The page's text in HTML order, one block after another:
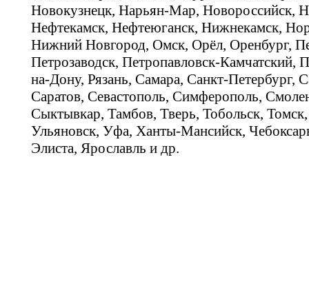
Новокузнецк, Нарьян-Мар, Новороссийск,
Нефтекамск, Нефтеюганск, Нижнекамск,
Нижний Новгород, Омск, Орёл, Оренбург,
Петрозаводск, Петропавловск-Камчатский,
на-Дону, Рязань, Самара, Санкт-Петербург,
Саратов, Севастополь, Симферополь,
Сыктывкар, Тамбов, Тверь, Тобольск,
Ульяновск, Уфа, Ханты-Мансийск,
Элиста, Ярославль и др.